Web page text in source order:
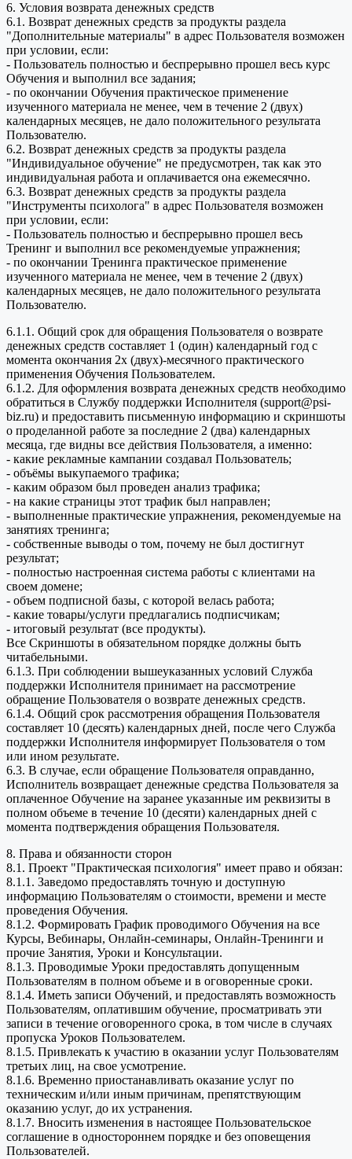
6. Условия возврата денежных средств
6.1. Возврат денежных средств за продукты раздела
"Дополнительные материалы" в адрес Пользователя возможен
при условии, если:
- Пользователь полностью и беспрерывно прошел весь курс
Обучения и выполнил все задания;
- по окончании Обучения практическое применение
изученного материала не менее, чем в течение 2 (двух)
календарных месяцев, не дало положительного результата
Пользователю.
6.2. Возврат денежных средств за продукты раздела
"Индивидуальное обучение" не предусмотрен, так как это
индивидуальная работа и оплачивается она ежемесячно.
6.3. Возврат денежных средств за продукты раздела
"Инструменты психолога" в адрес Пользователя возможен
при условии, если:
- Пользователь полностью и беспрерывно прошел весь
Тренинг и выполнил все рекомендуемые упражнения;
- по окончании Тренинга практическое применение
изученного материала не менее, чем в течение 2 (двух)
календарных месяцев, не дало положительного результата
Пользователю.
6.1.1. Общий срок для обращения Пользователя о возврате
денежных средств составляет 1 (один) календарный год с
момента окончания 2х (двух)-месячного практического
применения Обучения Пользователем.
6.1.2. Для оформления возврата денежных средств необходимо
обратиться в Службу поддержки Исполнителя (support@psi-
biz.ru) и предоставить письменную информацию и скриншоты
о проделанной работе за последние 2 (два) календарных
месяца, где видны все действия Пользователя, а именно:
- какие рекламные кампании создавал Пользователь;
- объёмы выкупаемого трафика;
- каким образом был проведен анализ трафика;
- на какие страницы этот трафик был направлен;
- выполненные практические упражнения, рекомендуемые на
занятиях тренинга;
- собственные выводы о том, почему не был достигнут
результат;
- полностью настроенная система работы с клиентами на
своем домене;
- объем подписной базы, с которой велась работа;
- какие товары/услуги предлагались подписчикам;
- итоговый результат (все продукты).
Все Скриншоты в обязательном порядке должны быть
читабельными.
6.1.3. При соблюдении вышеуказанных условий Служба
поддержки Исполнителя принимает на рассмотрение
обращение Пользователя о возврате денежных средств.
6.1.4. Общий срок рассмотрения обращения Пользователя
составляет 10 (десять) календарных дней, после чего Служба
поддержки Исполнителя информирует Пользователя о том
или ином результате.
6.3. В случае, если обращение Пользователя оправданно,
Исполнитель возвращает денежные средства Пользователя за
оплаченное Обучение на заранее указанные им реквизиты в
полном объеме в течение 10 (десяти) календарных дней с
момента подтверждения обращения Пользователя.
8. Права и обязанности сторон
8.1. Проект "Практическая психология" имеет право и обязан:
8.1.1. Заведомо предоставлять точную и доступную
информацию Пользователям о стоимости, времени и месте
проведения Обучения.
8.1.2. Формировать График проводимого Обучения на все
Курсы, Вебинары, Онлайн-семинары, Онлайн-Тренинги и
прочие Занятия, Уроки и Консультации.
8.1.3. Проводимые Уроки предоставлять допущенным
Пользователям в полном объеме и в оговоренные сроки.
8.1.4. Иметь записи Обучений, и предоставлять возможность
Пользователям, оплатившим обучение, просматривать эти
записи в течение оговоренного срока, в том числе в случаях
пропуска Уроков Пользователем.
8.1.5. Привлекать к участию в оказании услуг Пользователям
третьих лиц, на свое усмотрение.
8.1.6. Временно приостанавливать оказание услуг по
техническим и/или иным причинам, препятствующим
оказанию услуг, до их устранения.
8.1.7. Вносить изменения в настоящее Пользовательское
соглашение в одностороннем порядке и без оповещения
Пользователей.